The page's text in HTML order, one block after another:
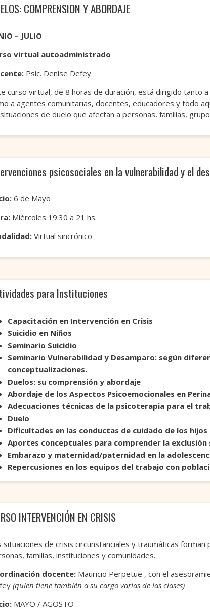
COMPRENSION Y ABORDAJE
– JULIO
virtual autoadministrado
Psic. Denise Defey
curso virtual, de 8 horas de duración, está dirigido tanto
a agentes comunitarias, docentes, educadores y todo
de duelo que afectan a personas, familias,
psicosociales en la vulnerabilidad y el
6 de Mayo
Miércoles 19:30 a 21 hs.
Virtual sincrónico
para Instituciones
Capacitación en Intervención en Crisis
Suicidio en Niños
Seminario Suicidio
Seminario Vulnerabilidad y Desamparo: según
conceptualizaciones.
Duelos: su comprensión y abordaje
Abordaje de los Aspectos Psicoemocionales en
Adecuaciones técnicas de la psicoterapia para el
Duelo
Dificultades en las conductas de cuidado de los hijos
Aportes conceptuales para comprender la exclusión
Embarazo y maternidad/paternidad en la
Repercusiones en los equipos del trabajo con
INTERVENCIÓN EN CRISIS
situaciones de crisis circunstanciales y traumáticas
familias, instituciones y comunidades.
docente: Mauricio Perpetue , con el
(quien tiene también a su cargo varias de las clases)
MAYO / AGOSTO